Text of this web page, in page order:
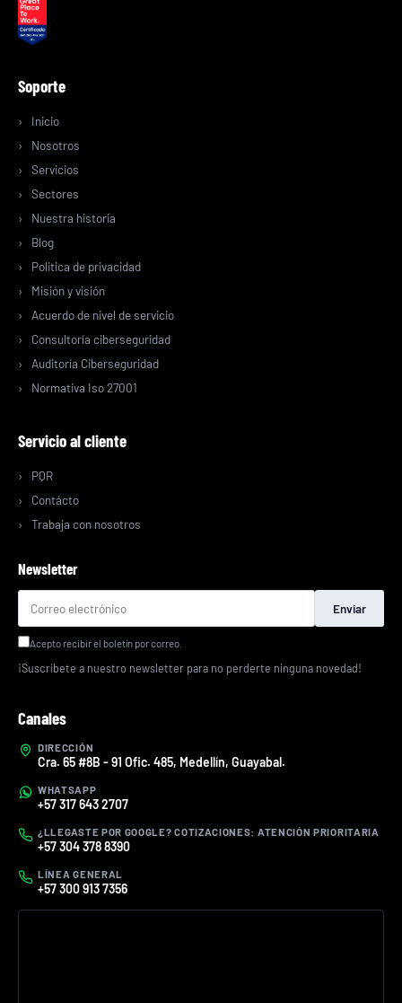
Soporte
Inicio
Nosotros
Servicios
Sectores
Nuestra historia
Blog
Politica de privacidad
Misión y visión
Acuerdo de nivel de servicio
Consultoría ciberseguridad
Auditoría Ciberseguridad
Normativa Iso 27001
Servicio al cliente
PQR
Contácto
Trabaja con nosotros
Newsletter
Enviar
Acepto recibir el boletín por correo.
¡Suscríbete a nuestro newsletter para no perderte ninguna novedad!
Canales
DIRECCIÓN
Cra. 65 #8B - 91 Ofic. 485, Medellín, Guayabal.
WHATSAPP
+57 317 643 2707
¿LLEGASTE POR GOOGLE? COTIZACIONES: ATENCIÓN PRIORITARIA
+57 304 378 8390
LÍNEA GENERAL
+57 300 913 7356